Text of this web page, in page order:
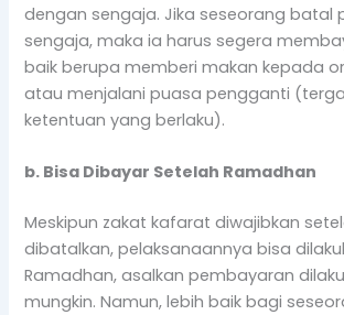
dengan sengaja. Jika seseorang batal
sengaja, maka ia harus segera
baik berupa memberi makan kepada
atau menjalani puasa pengganti
ketentuan yang berlaku).
b. Bisa Dibayar Setelah Ramadhan
Meskipun zakat kafarat diwajibkan
dibatalkan, pelaksanaannya bisa
Ramadhan, asalkan pembayaran
mungkin. Namun, lebih baik bagi